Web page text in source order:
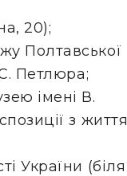
20);
Полтавської
Петлюра;
імені В.
з життя
України (біля